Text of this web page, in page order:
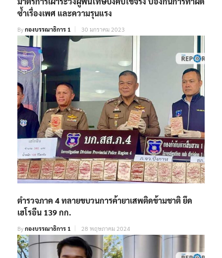
มาตรการเฝ้าระวังผู้พ้นโทษบังคับใช้จริง ป้องกันการทำผิด
ซ้ำเรื่องเพศ และความรุนแรง
Byกองบรรณาธิการ 1
เฮโรอีน 139 กก.
Byกองบรรณาธิการ 1 28 พฤษภาคม 2024